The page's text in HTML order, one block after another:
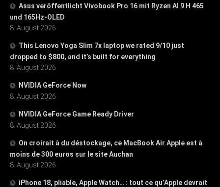
Asus veröffentlicht Vivobook Pro 16 mit Ryzen AI 9 H 465
und 165Hz-OLED
8. August 2026
This Lenovo Yoga Slim 7x laptop we rated 9/10 just
dropped to $800, and it’s built for everything
8. August 2026
NVIDIA GeForce Now
8. August 2026
NVIDIA GeForce Game Ready Driver
8. August 2026
On croirait à du déstockage, ce MacBook Air Apple est à
moins de 300 euros sur le site Auchan
8. August 2026
iPhone 18, pliable, Apple Watch… : tout ce qu’Apple devrait